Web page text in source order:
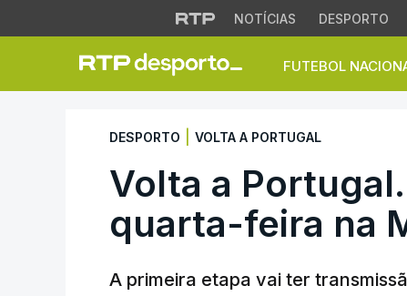
NOTÍCIAS DESPORTO
FUTEBOL
Volta a Portugal.
DESPORTO VOLTA A PORTUGAL
Volta a
quarta-feira na
A primeira etapa vai ter